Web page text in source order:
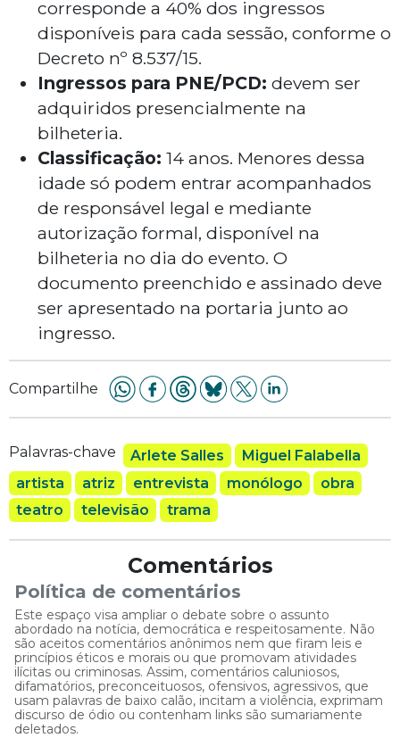
corresponde a 40% dos ingressos
disponíveis para cada sessão, conforme o
Decreto nº 8.537/15.
Ingressos para PNE/PCD: devem ser
adquiridos presencialmente na
bilheteria.
Classificação: 14 anos. Menores dessa
idade só podem entrar acompanhados
de responsável legal e mediante
autorização formal, disponível na
bilheteria no dia do evento. O
documento preenchido e assinado deve
ser apresentado na portaria junto ao
ingresso.
Compartilhe
Palavras-chave Arlete Salles
Miguel Falabella
artista
atriz entrevista monólogo
obra
teatro
televisão trama
Comentários
Política de comentários
Este espaço visa ampliar o debate sobre o assunto
abordado na notícia, democrática e respeitosamente. Não
são aceitos comentários anônimos nem que firam leis e
princípios éticos e morais ou que promovam atividades
ilícitas ou criminosas. Assim, comentários caluniosos,
difamatórios, preconceituosos, ofensivos, agressivos, que
usam palavras de baixo calão, incitam a violência, exprimam
discurso de ódio ou contenham links são sumariamente
deletados.